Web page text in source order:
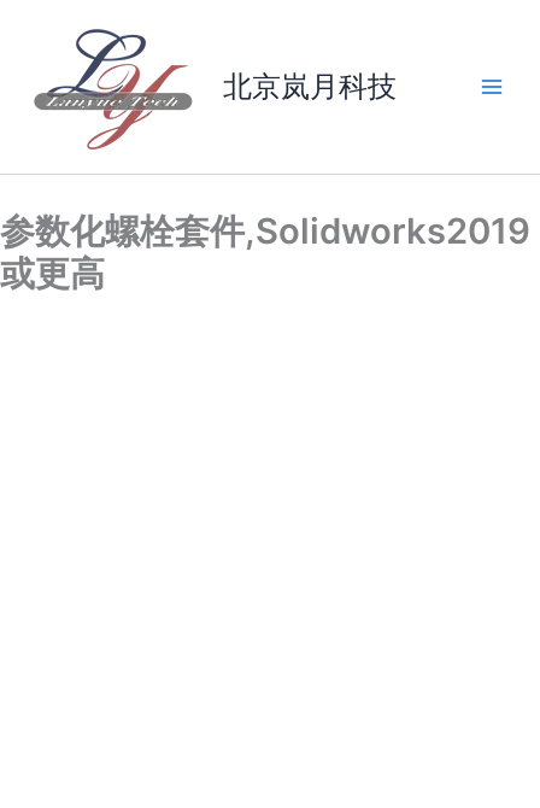
北京岚月科技
参数化螺栓套件,Solidworks2019
或更高
栓
件,Solidworks2019
或
高
数
量